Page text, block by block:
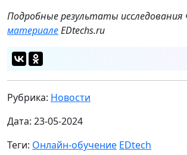
Подробные результаты
материалеEDtechs.ru
Рубрика: Новости
Дата: 23-05-2024
Теги: Онлайн-обучение EDtech